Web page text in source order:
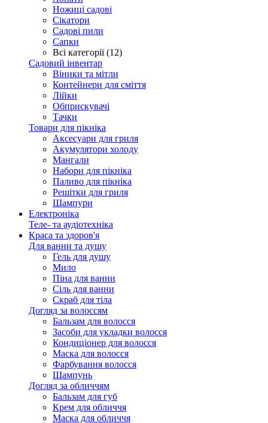
Ножиці садові
Сікатори
Садові пили
Сапки
Всі категорії (12)
Садовий інвентар
Віники та мітли
Контейнери для сміття
Лійки
Обприскувачі
Тачки
Товари для пікніка
Аксесуари для гриля
Акумулятори холоду
Мангали
Набори для пікніка
Паливо для пікніка
Решітки для гриля
Шампури
Електроніка
Теле- та аудіотехніка
Краса та здоров'я
Для ванни та душу
Гель для душу
Мило
Піна для ванни
Сіль для ванни
Скраб для тіла
Догляд за волоссям
Бальзам для волосся
Засоби для укладки волосся
Кондиціонер для волосся
Маска для волосся
Фарбування волосся
Шампунь
Догляд за обличчям
Бальзам для губ
Крем для обличчя
Маска для обличчя